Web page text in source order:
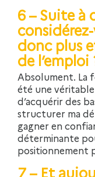
6 – Suite
donc plus
de l’emploi
Absolument. La
été une véritable
d’acquérir des
structurer ma
gagner en
déterminante
positionnement
7 – Et